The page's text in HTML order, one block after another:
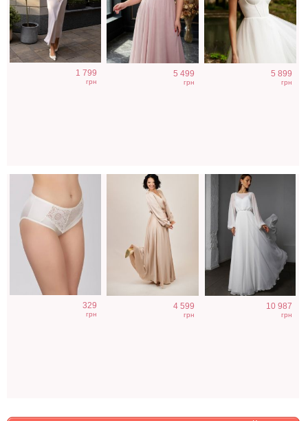
1 799
грн
5 499
грн
5 899
грн
Белые
классические
329
грн
Длинное светлое
платье с рукавом
4 599
грн
Длинное
класическое
белое платье с
10 987
грн